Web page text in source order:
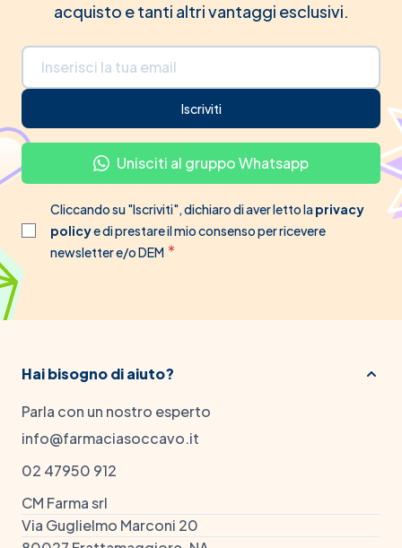
acquisto e tanti altri vantaggi esclusivi.
Indirizzo email
Iscriviti
Unisciti al gruppo Whatsapp
Cliccando su "Iscriviti", dichiaro di aver letto laprivacy
policye di prestare il mio consenso per ricevere
newsletter e/o DEM
Hai bisogno di aiuto?
Parla con un nostro esperto
info@farmaciasoccavo.it
02 47950 912
CM Farma srl
Via Guglielmo Marconi 20